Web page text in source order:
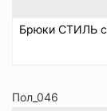
Брюки СТИЛЬ
Пол_046